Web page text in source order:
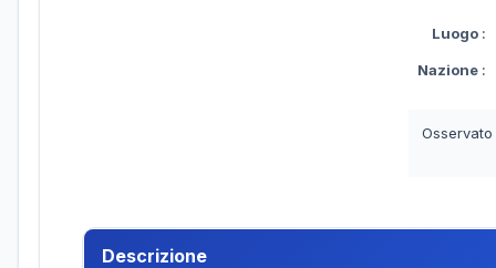
Luogo :
Nazione :
Descrizione